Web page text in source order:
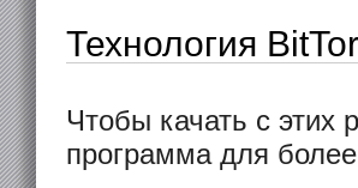
Технология
Чтобы качать с этих
программа для